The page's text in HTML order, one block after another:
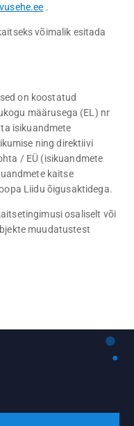
.
võimalik esitada
on koostatud
määrusega (EL) nr
isikuandmete
ning direktiivi
/ EÜ (isikuandmete
kaitse
Liidu õigusaktidega.
osaliselt või
muudatustest